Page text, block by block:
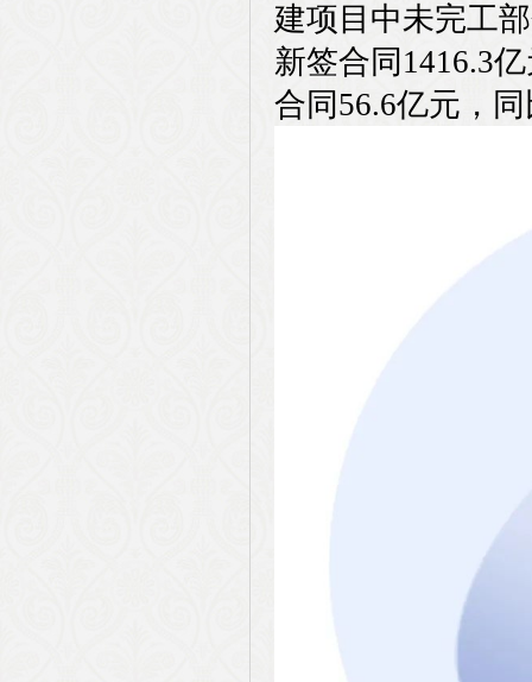
建项目中未完工
新签合同1416.3
合同56.6亿元，